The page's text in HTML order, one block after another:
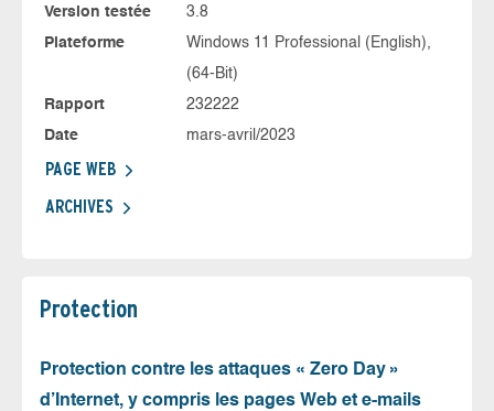
Version testée
3.8
Plateforme
Windows 11 Professional (English),
(64-Bit)
Rapport
232222
Date
mars-avril/2023
PAGE WEB
ARCHIVES
Protection
Protection contre les attaques « Zero Day »
d’Internet, y compris les pages Web et e-mails